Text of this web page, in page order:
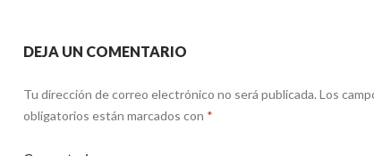
DEJA UN COMENTARIO
Tu dirección de correo electrónico no será publicada. Los
obligatorios están marcados con *